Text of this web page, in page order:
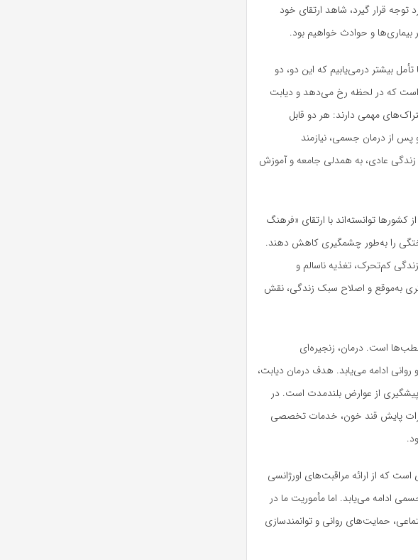
قرار گیرد، شاهد ارتقای خود
بیماری‌ها و حوادث خواهیم بود.
بیشتر درمی‌یابیم که این دو، دو
که در لحظه رخ می‌دهد و دیابت
مهمی دارند: هر دو قابل
پس از درمان جسمی، نیازمند
زندگی عادی، به همدلی جامعه و آموزش
توانسته‌اند با ارتقای «فرهنگ
را به‌طور چشمگیری کاهش دهند.
کم‌تحرک، تغذیه ناسالم و
به‌موقع و اصلاح سبک زندگی، نقش
مطب‌ها است. درمان، زنجیره‌ای
ادامه می‌یابد. هدف درمان دیابت،
از عوارض بلندمدت است. در
پایش قند خون، خدمات تخصصی
که از ارائه مراقبت‌های اورژانسی
ادامه می‌یابد. اما مأموریت ما در
حمایت‌های روانی و توانمندسازی